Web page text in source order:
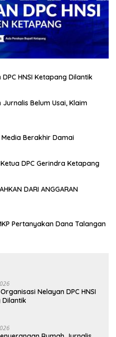
HNSI Ketapang Dilantik
Belum Usai, Klaim
Media Berakhir Damai
DPC Gerindra Ketapang
DARI ANGGARAN
Pertanyakan Dana Talangan
Nelayan DPC HNSI